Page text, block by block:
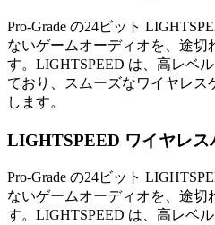
Pro-Grade の24ビット
ないゲームオーディオを、途切
す。LIGHTSPEED は、高レベ
ており、スムーズなワイヤレス
します。
LIGHTSPEED ワイヤレス
Pro-Grade の24ビット
ないゲームオーディオを、途切
す。LIGHTSPEED は、高レベ